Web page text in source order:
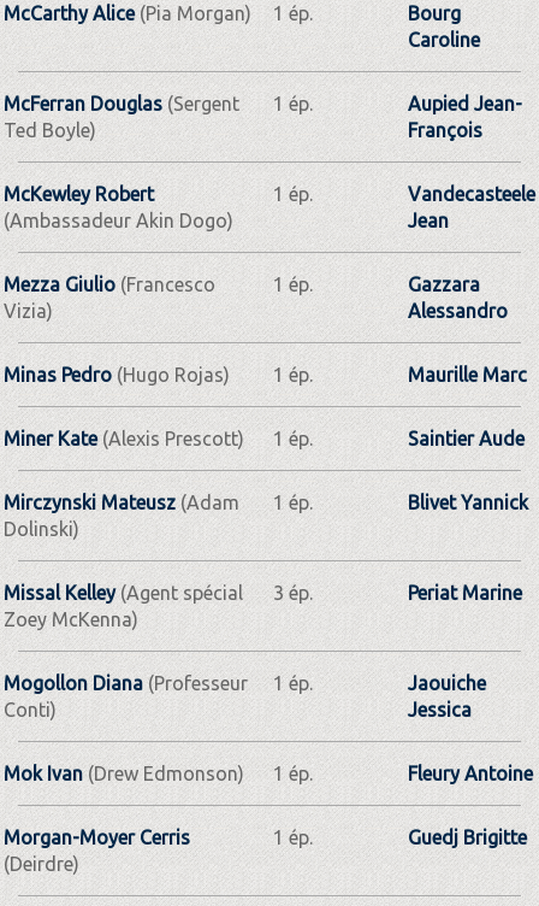
McCarthy Alice(Pia Morgan) 1 ép.
Bourg
Caroline
McFerran Douglas(Sergent
Ted Boyle)
1 ép.
Aupied Jean-
François
McKewley Robert
(Ambassadeur Akin Dogo)
1 ép.
Vandecasteele
Jean
Mezza Giulio(Francesco
Vizia)
1 ép.
Gazzara
Alessandro
Minas Pedro(Hugo Rojas) 1 ép. Maurille Marc
Miner Kate(Alexis Prescott) 1 ép. Saintier Aude
Mirczynski Mateusz (Adam
Dolinski)
1 ép. Blivet Yannick
Missal Kelley(Agent spécial
Zoey McKenna)
3 ép. Periat Marine
Mogollon Diana(Professeur
Conti)
1 ép.
Jaouiche
Jessica
Mok Ivan(Drew Edmonson) 1 ép. Fleury Antoine
Morgan-Moyer Cerris
(Deirdre)
1 ép. Guedj Brigitte